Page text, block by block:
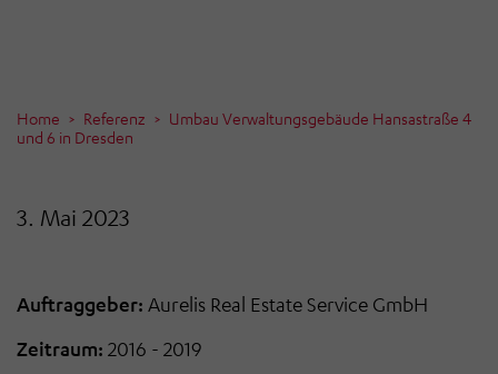
Home Referenz
Umbau Verwaltungsgebäude Hansastraße 4
und 6 in Dresden
3. Mai 2023
Auftraggeber: Aurelis Real Estate Service GmbH
Zeitraum: 2016 - 2019